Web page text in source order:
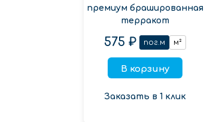
премиум брашированная
терракот
575 ₽ пог.м м²
В корзину
Заказать в 1 клик